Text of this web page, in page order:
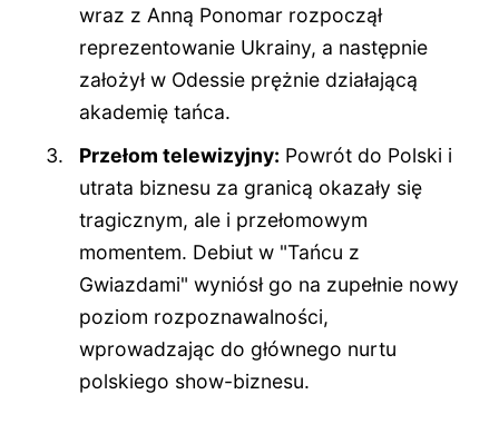
wraz z Anną Ponomar rozpoczął
reprezentowanie Ukrainy, a następnie
założył w Odessie prężnie działającą
akademię tańca.
Przełom telewizyjny: Powrót do Polski i
utrata biznesu za granicą okazały się
tragicznym, ale i przełomowym
momentem. Debiut w "Tańcu z
Gwiazdami" wyniósł go na zupełnie nowy
poziom rozpoznawalności,
wprowadzając do głównego nurtu
polskiego show-biznesu.